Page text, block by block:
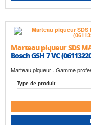
Marteau piqueur SDS
Bosch GSH 7 VC
Marteau piqueur . Gamme
Type de produit